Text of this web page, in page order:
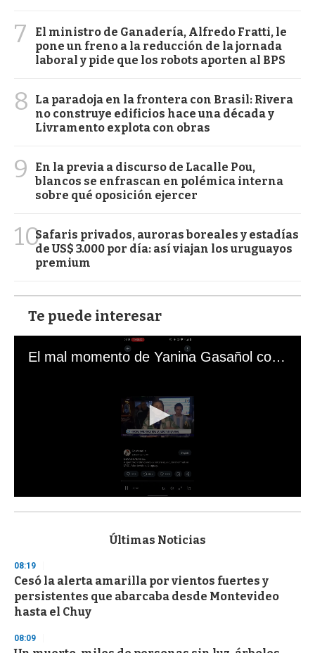
7
El ministro de Ganadería, Alfredo Fratti, le
pone un freno a la reducción de la jornada
laboral y pide que los robots aporten al BPS
8
La paradoja en la frontera con Brasil: Rivera
no construye edificios hace una década y
Livramento explota con obras
9
En la previa a discurso de Lacalle Pou,
blancos se enfrascan en polémica interna
sobre qué oposición ejercer
10Safaris privados, auroras boreales y estadías
de US$ 3.000 por día: así viajan los uruguayos
premium
Te puede interesar
El mal momento de Yanina Gasañol con un hincha argentino en "Subrayado"
s
d
s
o
f
3
s
e
Últimas Noticias
08:19
Cesó la alerta amarilla por vientos fuertes y
persistentes que abarcaba desde Montevideo
hasta el Chuy
08:09